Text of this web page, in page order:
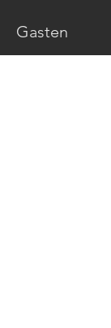
Gasten